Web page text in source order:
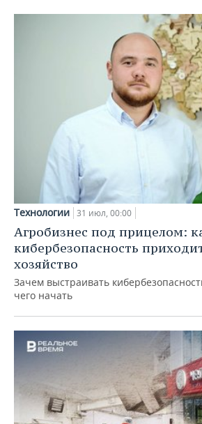
Технологии 31 июл, 00:00
Агробизнес под прицелом:
кибербезопасность
хозяйство
Зачем выстраивать
чего начать